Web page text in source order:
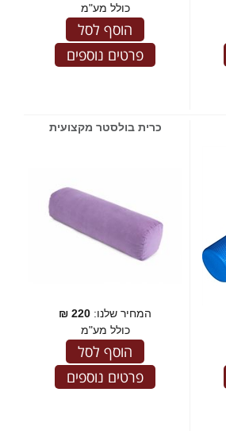
כולל מע"מ
הוסף לסל
פרטים נוספים
כרית בולסטר מקצועית
המחיר שלנו: 220
₪
כולל מע"מ
הוסף לסל
פרטים נוספים